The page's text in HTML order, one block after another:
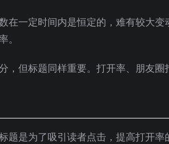
在一定时间内是恒定的，难有较大
，但标题同样重要。打开率、朋友圈
题是为了吸引读者点击，提高打开